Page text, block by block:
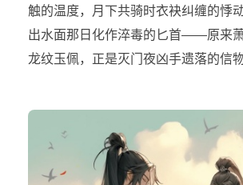
触的温度，月下共骑时衣袂纠缠的悸
出水面那日化作淬毒的匕首——原来
龙纹玉佩，正是灭门夜凶手遗落的信物